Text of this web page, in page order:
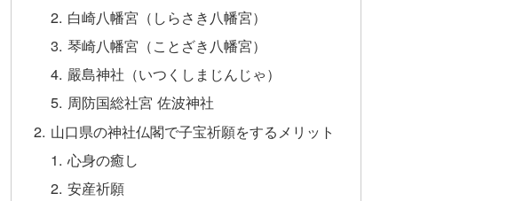
白崎八幡宮（しらさき八幡宮）
琴崎八幡宮（ことざき八幡宮）
嚴島神社（いつくしまじんじゃ）
周防国総社宮 佐波神社
山口県の神社仏閣で子宝祈願をするメリット
心身の癒し
安産祈願